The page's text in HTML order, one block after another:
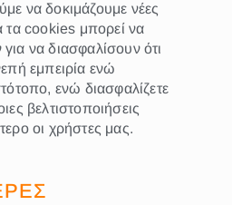
να δοκιμάζουμε νέες
τα cookies μπορεί να
να διασφαλίσουν ότι
εμπειρία ενώ
ενώ διασφαλίζετε
βελτιστοποιήσεις
οι χρήστες μας.